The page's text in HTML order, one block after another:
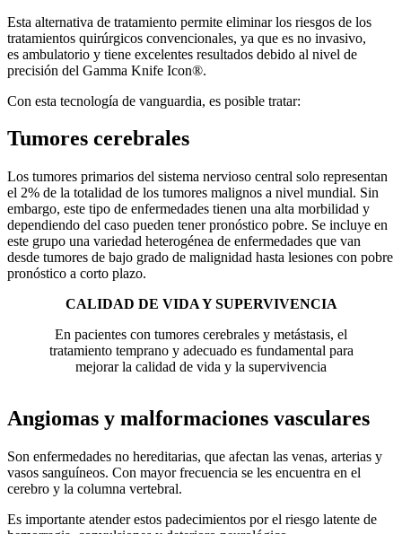
Esta alternativa de tratamiento permite eliminar los riesgos de los
tratamientos quirúrgicos convencionales, ya que es no invasivo,
es ambulatorio y tiene excelentes resultados debido al nivel de
precisión del Gamma Knife Icon®.
Con esta tecnología de vanguardia, es posible tratar:
Tumores cerebrales
Los tumores primarios del sistema nervioso central solo representan
el 2% de la totalidad de los tumores malignos a nivel mundial. Sin
embargo, este tipo de enfermedades tienen una alta morbilidad y
dependiendo del caso pueden tener pronóstico pobre. Se incluye en
este grupo una variedad heterogénea de enfermedades que van
desde tumores de bajo grado de malignidad hasta lesiones con pobre
pronóstico a corto plazo.
CALIDAD DE VIDA Y SUPERVIVENCIA
En pacientes con tumores cerebrales y metástasis, el
tratamiento temprano y adecuado es fundamental para
mejorar la calidad de vida y la supervivencia
Angiomas y malformaciones vasculares
Son enfermedades no hereditarias, que afectan las venas, arterias y
vasos sanguíneos. Con mayor frecuencia se les encuentra en el
cerebro y la columna vertebral.
Es importante atender estos padecimientos por el riesgo latente de